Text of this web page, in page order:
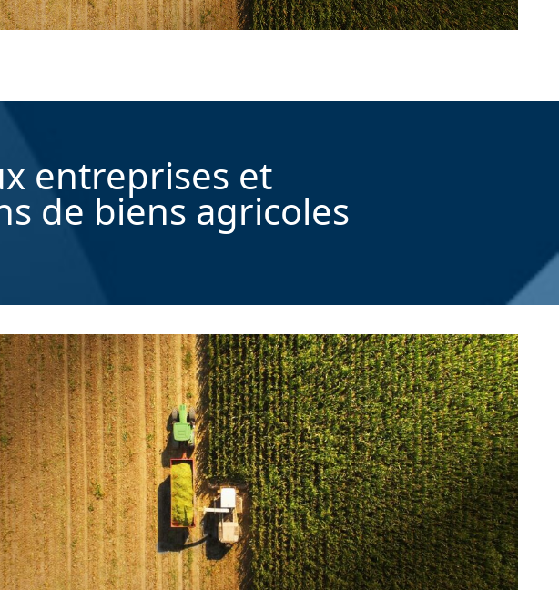
entreprises et
de biens agricoles